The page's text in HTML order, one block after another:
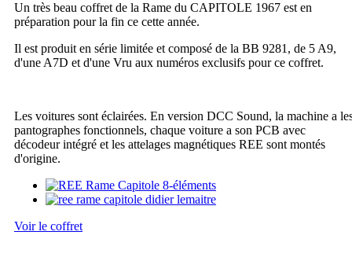
Un très beau coffret de la Rame du CAPITOLE 1967 est en
préparation pour la fin ce cette année.
Il est produit en série limitée et composé de la BB 9281, de 5 A9,
d'une A7D et d'une Vru aux numéros exclusifs pour ce coffret.
Les voitures sont éclairées. En version DCC Sound, la machine a
pantographes fonctionnels, chaque voiture a son PCB avec
décodeur intégré et les attelages magnétiques REE sont montés
d'origine.
Voir le coffret